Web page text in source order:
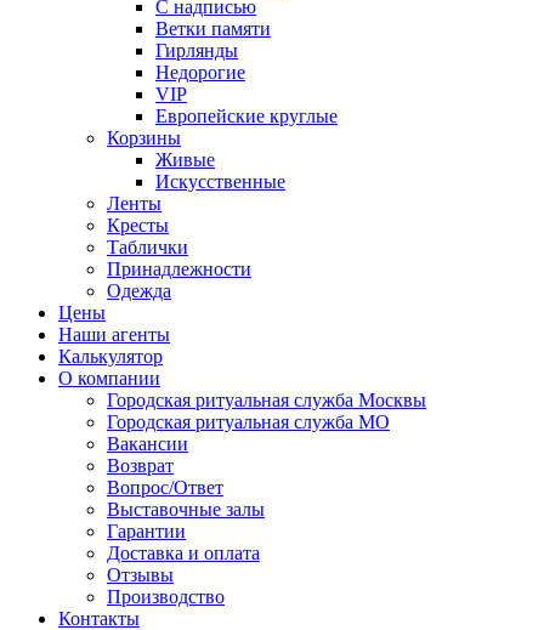
С надписью
Ветки памяти
Гирлянды
Недорогие
VIP
Европейские круглые
Корзины
Живые
Искусственные
Ленты
Кресты
Таблички
Принадлежности
Одежда
Цены
Наши агенты
Калькулятор
О компании
Городская ритуальная служба Москвы
Городская ритуальная служба МО
Вакансии
Возврат
Вопрос/Ответ
Выставочные залы
Гарантии
Доставка и оплата
Отзывы
Производство
Контакты